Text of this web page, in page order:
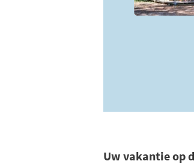
Uw vakantie op